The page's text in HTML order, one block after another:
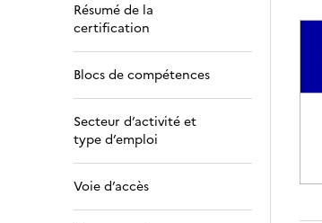
Résumé de la
certification
Blocs de compétences
Secteur d’activité et
type d’emploi
Voie d’accès